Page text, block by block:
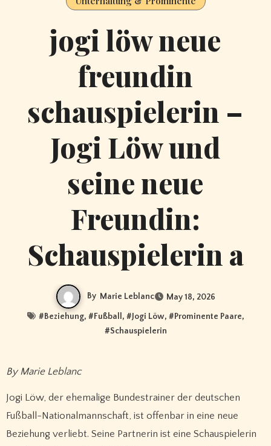
jogi löw neue
freundin
schauspielerin –
Jogi Löw und
seine neue
Freundin:
Schauspielerin a
By Marie Leblanc May 18, 2026
#Beziehung, #Fußball, #Jogi Löw, #Prominente Paare,
#Schauspielerin
By Marie Leblanc
Jogi Löw, der ehemalige Bundestrainer der deutschen
Fußball-Nationalmannschaft, ist offenbar in eine neue
Beziehung verliebt. Seine Partnerin ist eine Schauspielerin